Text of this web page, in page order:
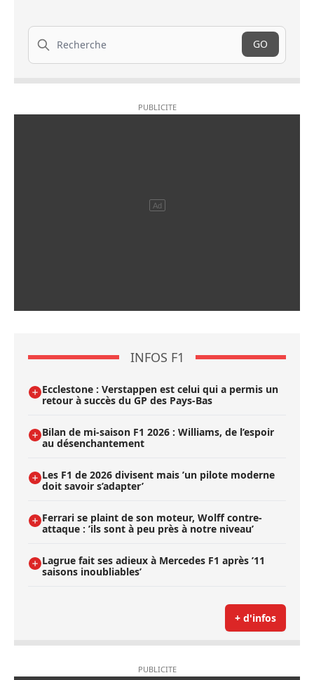
Recherche
GO
INFOS F1
Ecclestone : Verstappen est celui qui a permis un
retour à succès du GP des Pays-Bas
Bilan de mi-saison F1 2026 : Williams, de l’espoir
au désenchantement
Les F1 de 2026 divisent mais ’un pilote moderne
doit savoir s’adapter’
Ferrari se plaint de son moteur, Wolff contre-
attaque : ’ils sont à peu près à notre niveau’
Lagrue fait ses adieux à Mercedes F1 après ’11
saisons inoubliables’
+ d'infos